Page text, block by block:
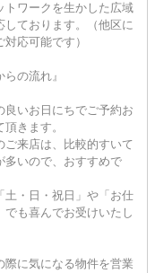
トワークを生かした広域
しております。（他区に
応可能です）
らの流れ』
いお日にちでご予約お
きます。
ご来店は、比較的すいて
多いので、おすすめで
土・日・祝日」や「お仕
でも喜んでお受けいたし
に気になる物件を営業